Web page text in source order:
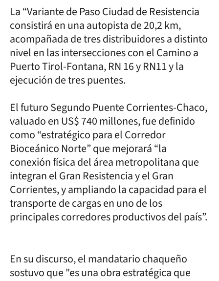
La “Variante de Paso Ciudad de Resistencia
consistirá en una autopista de 20,2 km,
acompañada de tres distribuidores a distinto
nivel en las intersecciones con el Camino a
Puerto Tirol-Fontana, RN 16 y RN11 y la
ejecución de tres puentes.
El futuro Segundo Puente Corrientes-Chaco,
valuado en US$ 740 millones, fue definido
como “estratégico para el Corredor
Bioceánico Norte” que mejorará “la
conexión física del área metropolitana que
integran el Gran Resistencia y el Gran
Corrientes, y ampliando la capacidad para el
transporte de cargas en uno de los
principales corredores productivos del país”.
En su discurso, el mandatario chaqueño
sostuvo que "es una obra estratégica que